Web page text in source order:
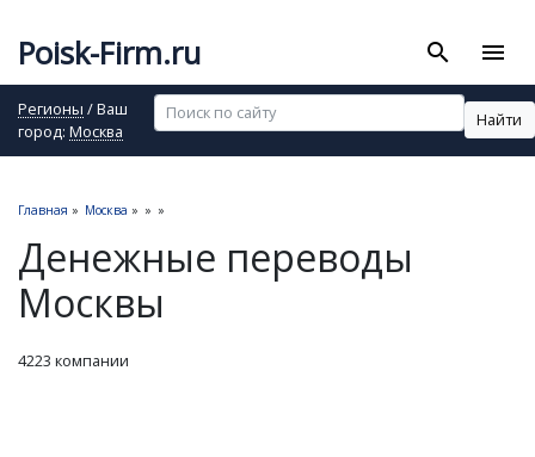
Poisk-Firm.ru search menu
Регионы / Ваш
город: Москва
Найти
Главная » Москва » » »
Денежные переводы
Москвы
4223 компании